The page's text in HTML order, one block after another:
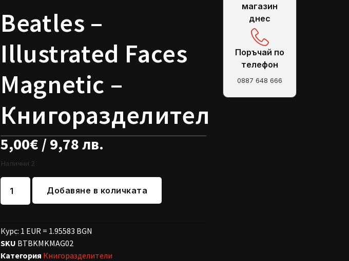
Beatles –
Illustrated Faces
Magnetic –
Книгоразделител
5,00€ / 9,78 лв.
Налични 2
Добавяне в количката
Курс: 1 EUR = 1.95583 BGN
SKU BTBKMKMAG02
Категория Книгоразделители
магазин
днес
Поръчай по
телефон
0887 648 666